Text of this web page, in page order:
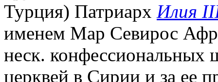
Турция) Патриарх Илия
именем Мар Севирос
неск. конфессиональных
церквей в Сирии и за ее